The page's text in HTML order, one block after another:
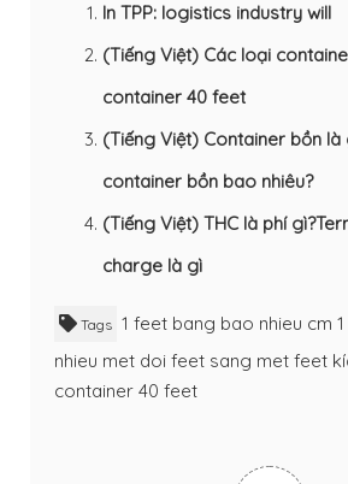
In TPP: logistics industry will
(Tiếng Việt) Các loại
container 40 feet
(Tiếng Việt) Container bồn là
container bồn bao nhiêu?
(Tiếng Việt) THC là phí
charge là gì
Tags 1 feet bang bao nhieu cm
nhieu met doi feet sang met feet
container 40 feet